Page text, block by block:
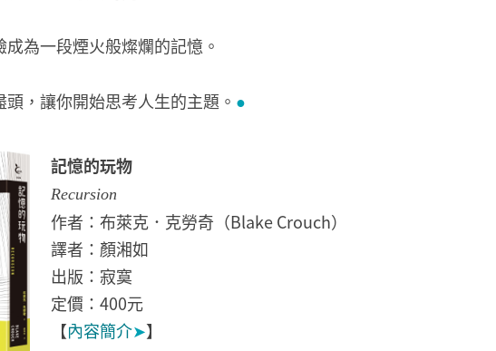
為一段煙火般燦爛的記憶。
，讓你開始思考人生的主題。 ●
記憶的玩物
Recursion
作者：布萊克．克勞奇（Blake Crouch）
譯者：顏湘如
出版：寂寞
定價：400元
【內容簡介➤】